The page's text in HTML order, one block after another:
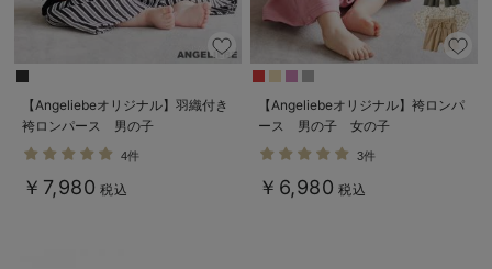
【Angeliebeオリジナル】羽織付き
袴ロンパース 男の子
4件
￥7,980 税込
【Angeliebeオリジナル】袴ロンパ
ース 男の子 女の子
3件
￥6,980 税込